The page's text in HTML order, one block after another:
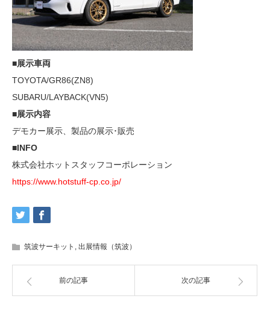
■展示車両
TOYOTA/GR86(ZN8)
SUBARU/LAYBACK(VN5)
■展示内容
デモカー展示、製品の展示･販売
■INFO
株式会社ホットスタッフコーポレーション
https://www.hotstuff-cp.co.jp/
筑波サーキット , 出展情報（筑波）
前の記事 次の記事